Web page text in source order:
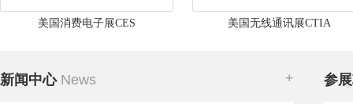
美国消费电子展CES 美国无线通讯展CTIA
新闻中心 News + 参